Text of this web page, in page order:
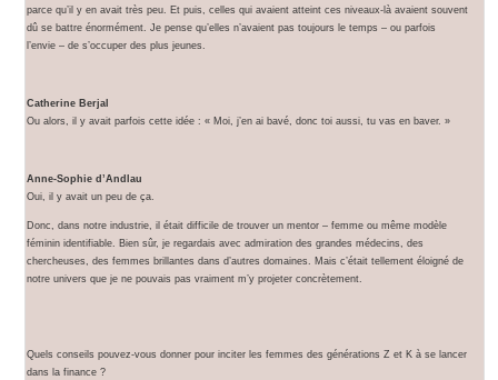
parce qu’il y en avait très peu. Et puis, celles qui avaient atteint ces niveaux-là avaient souvent
dû se battre énormément. Je pense qu’elles n’avaient pas toujours le temps – ou parfois
l’envie – de s’occuper des plus jeunes.
Catherine Berjal
Ou alors, il y avait parfois cette idée : « Moi, j’en ai bavé, donc toi aussi, tu vas en baver. »
Anne-Sophie d’Andlau
Oui, il y avait un peu de ça.
Donc, dans notre industrie, il était difficile de trouver un mentor – femme ou même modèle
féminin identifiable. Bien sûr, je regardais avec admiration des grandes médecins, des
chercheuses, des femmes brillantes dans d’autres domaines. Mais c’était tellement éloigné de
notre univers que je ne pouvais pas vraiment m’y projeter concrètement.
Quels conseils pouvez-vous donner pour inciter les femmes des générations Z et K à se lancer
dans la finance ?